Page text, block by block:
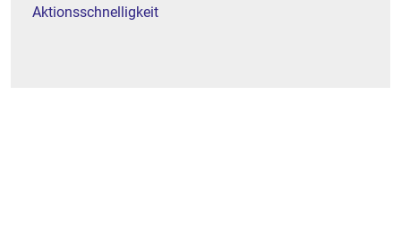
Aktionsschnelligkeit